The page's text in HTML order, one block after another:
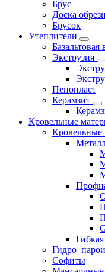
Брус
Доска
Брусок
Утеплители
Базальтовая
Экструзия
Пенопласт
Керамзит
Кровельные
Кровельные
Софиты